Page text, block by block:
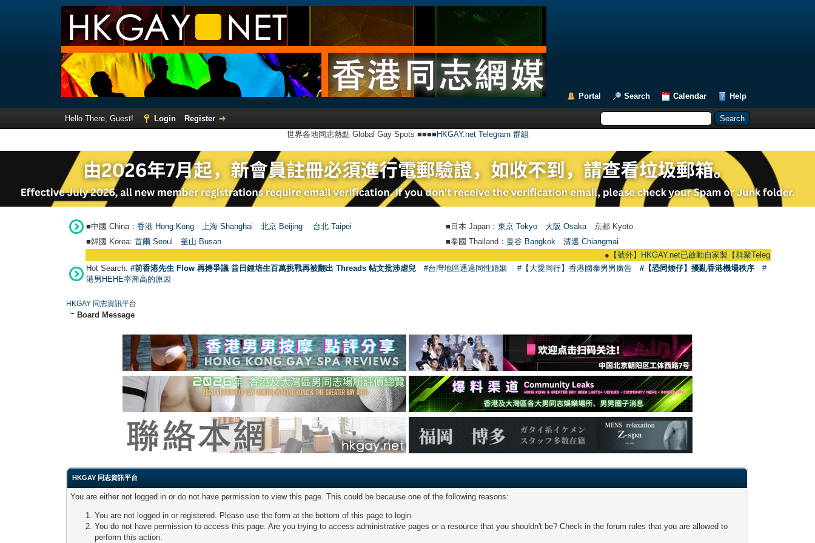
Portal Search Calendar Help
Hello There, Guest! Login
Register
世界各地同志熱點 Global Gay Spots ■■■■ HKGAY.net Telegram 群組
■中國 China： 香港 Hong Kong 上海 Shanghai 北京 Beijing 台北 Taipei ■日本 Japan： 東京 Tokyo 大阪 Osaka 京都 Kyoto
■韓國 Korea: 首爾 Seou 釜山 Busan ■泰國 Thailand： 曼谷 Bangkok
清邁 Chiangmai
【號外】HKGAY.net已啟動自家製【群聚Telegram群組】
Hot Search: #前香港先生 Flow 再捲爭議 昔日鍾培生百萬挑戰再被翻出 Threads 帖文批涉虐兒 #台灣地區通過同性婚姻 #【大愛同行】香港國泰男男廣告 #【恐同矮仔】擾亂香港機場秩序
#
港男HEHE率漸高的原因
HKGAY 同志資訊平台
Board Message
HKGAY 同志資訊平台
You are either not logged in or do not have permission to view this page. This could be because one of the following reasons:
You are not logged in or registered. Please use the form at the bottom of this page to login.
You do not have permission to access this page. Are you trying to access administrative pages or a resource that you shouldn't be? Check in the forum rules that you are allowed to
perform this action.